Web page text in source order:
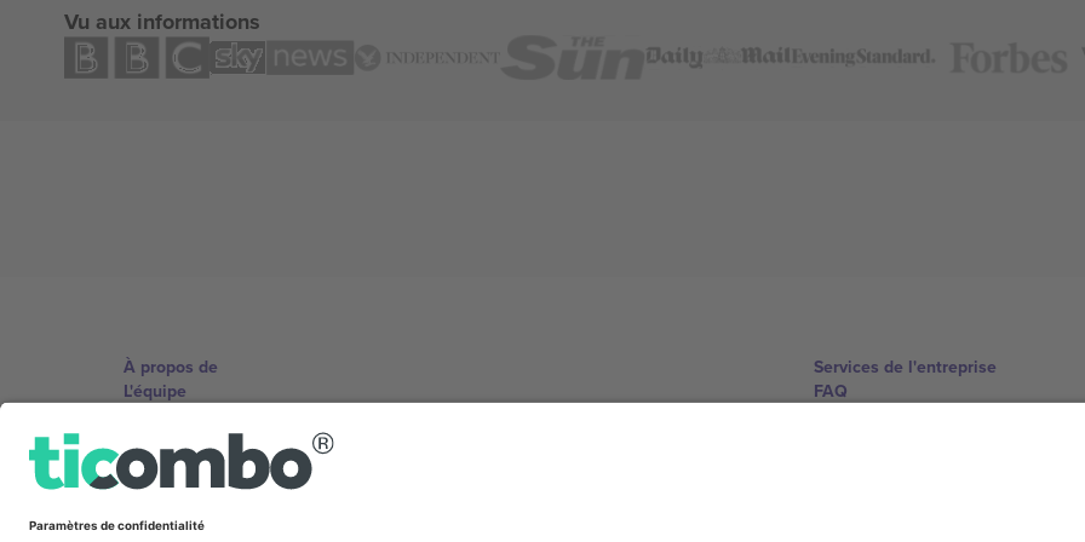
Vu aux informations
À propos de
L'équipe
Conditions générales
Programme d'affiliation
Services de l'entreprise
FAQ